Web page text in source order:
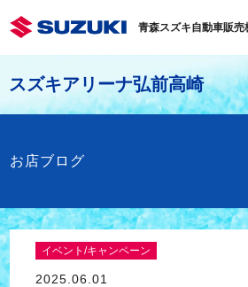
青森スズキ自動車販売
スズキアリーナ弘前高崎
お店ブログ
イベント/キャンペーン
2025.06.01